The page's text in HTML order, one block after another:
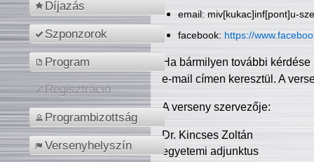
Díjazás
Szponzorok
Program
Regisztráció
Programbizottság
Versenyhelyszín
email: miv[kukac]inf[pont]u-
facebook: https://
Ha bármilyen további
e-mail címen keresztül. A
A verseny szervezője:
Dr. Kincses Zoltán
egyetemi adjunktus